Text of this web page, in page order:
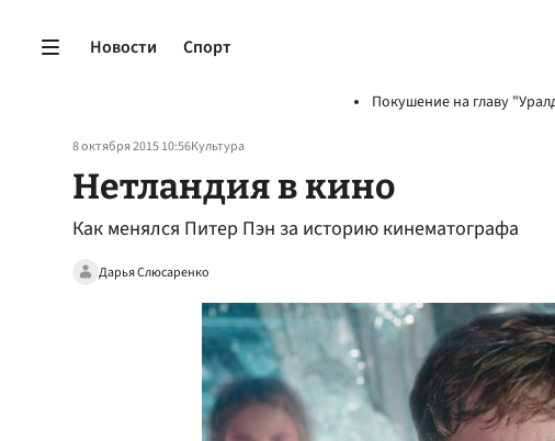
Новости Спорт
Покушение на главу
8 октября 2015 10:56Культура
Нетландия в кино
Как менялся Питер Пэн за историю кинематографа
Дарья Слюсаренко